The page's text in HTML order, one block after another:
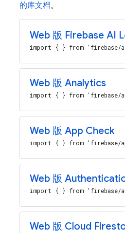
的库文档。
Web 版 Firebase AI
import { } from 'firebase/
Web 版 Analytics
import { } from 'firebase/
Web 版 App Check
import { } from 'firebase/
Web 版
import { } from 'firebase/
Web 版 Cloud